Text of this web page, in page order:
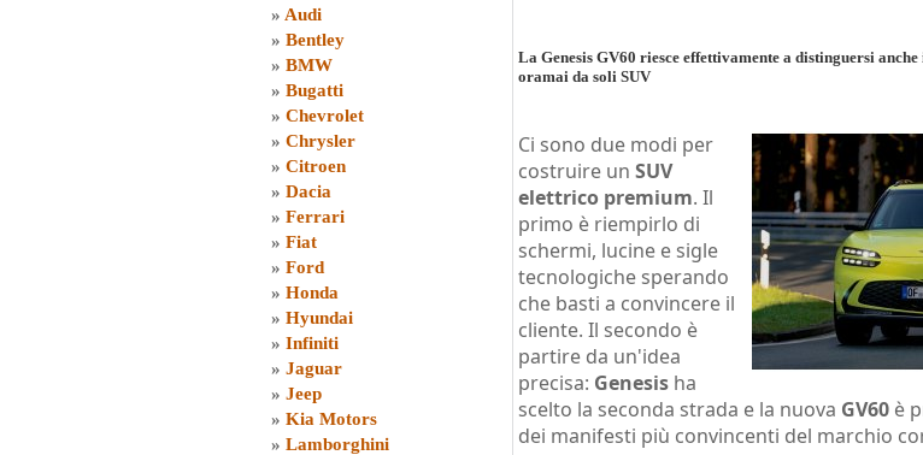
» Audi
» Bentley
» BMW
» Bugatti
» Chevrolet
» Chrysler
» Citroen
» Dacia
» Ferrari
» Fiat
» Ford
» Honda
» Hyundai
» Infiniti
» Jaguar
» Jeep
» Kia Motors
» Lamborghini
La Genesis GV60 riesce effettivamente a distinguersi
oramai da soli SUV
Ci sono due modi per
costruire un SUV
elettrico premium. Il
primo è riempirlo di
schermi, lucine e sigle
tecnologiche sperando
che basti a convincere il
cliente. Il secondo è
partire da un'idea
precisa: Genesis ha
scelto la seconda strada e la nuova GV60 è
dei manifesti più convincenti del marchio